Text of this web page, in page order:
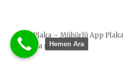
App Plaka – Mühürlü App
gururla sunarHemen Ara